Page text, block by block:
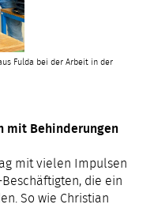
Fulda bei der Arbeit in der
mit Behinderungen
mit vielen Impulsen
die ein
So wie Christian